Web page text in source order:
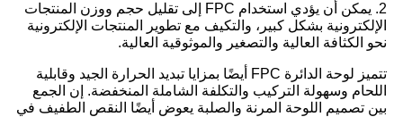
2. يمكن أن يؤدي استخدام FPC إلى تقليل حجم ووزن المنتجات
الإلكترونية بشكل كبير، والتكيف مع تطوير المنتجات الإلكترونية
نحو الكثافة العالية والتصغير والموثوقية العالية.
تتميز لوحة الدائرة FPC أيضًا بمزايا تبديد الحرارة الجيد وقابلية
اللحام وسهولة التركيب والتكلفة الشاملة المنخفضة. إن الجمع
بين تصميم اللوحة المرنة والصلبة يعوض أيضًا النقص الطفيف في